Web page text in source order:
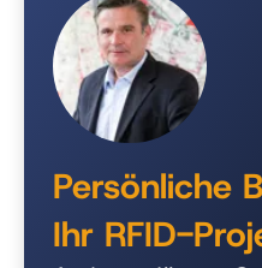
Persönliche
Ihr RFID-